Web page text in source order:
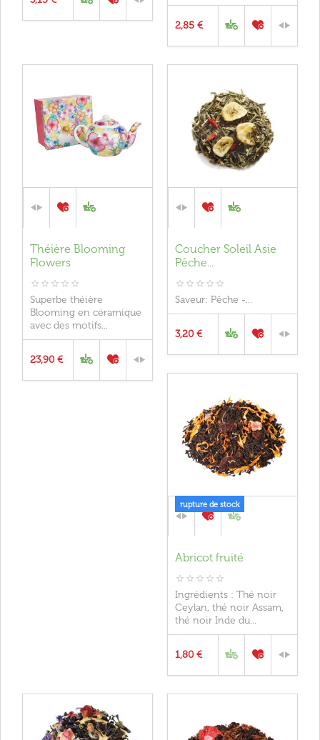
2,85 €
Théière Blooming
Flowers
Superbe théière
Blooming en céramique
avec des motifs...
23,90 €
Coucher Soleil Asie
Pêche...
Saveur: Pêche -...
3,20 €
rupture de stock
Abricot fruité
Ingrédients : Thé noir
Ceylan, thé noir Assam,
thé noir Inde du...
1,80 €